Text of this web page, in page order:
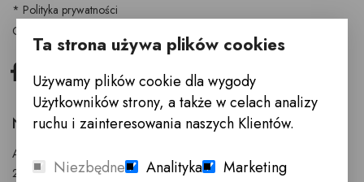
* Polityka prywatności
Cegły i płytki Nelissen
Facebook
NELISSEN POLSKA (SALON INNE MEBLE)
Anny Walentynowicz 26
20-328 Lublin
Ta strona używa plików cookies
Używamy plików cookie dla wygody
Użytkowników strony, a także w celach analizy
ruchu i zainteresowania naszych Klientów.
Niezbędne Analityka
Marketing